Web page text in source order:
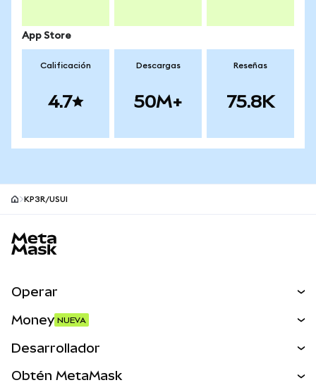
App Store
Calificación
4.7
Descargas
50M+
Reseñas
75.8K
KP3R/USUI
Operar
Activos del mundo real
Money NUEVA
Desarrollador
Obtén MetaMask